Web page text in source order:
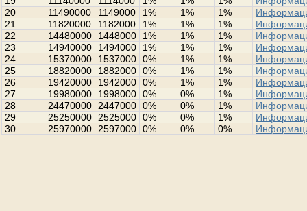
20
11490000 1149000 1% 1% 1%
21
11820000 1182000 1% 1% 1%
22
14480000 1448000 1% 1% 1%
23
14940000 1494000 1% 1% 1%
24
15370000 1537000 0% 1% 1%
25
18820000 1882000 0% 1% 1%
26
19420000 1942000 0% 1% 1%
27
19980000 1998000 0% 0% 1%
28
24470000 2447000 0% 0% 1%
29
25250000 2525000 0% 0% 1%
30
25970000 2597000 0% 0% 0%